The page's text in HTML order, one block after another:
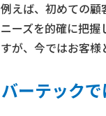
例えば、初めての
ニーズを的確に把
すが、今ではお客様
バーテック